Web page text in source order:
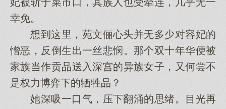
幸免。
想到这里，苑文俪心头并无多少对容妃的
憎恶，反倒生出一丝悲悯。那个双十年华便被
家族当作贡品送入深宫的异族女子，又何尝不
是权力博弈下的牺牲品？
她深吸一口气，压下翻涌的思绪。目光再